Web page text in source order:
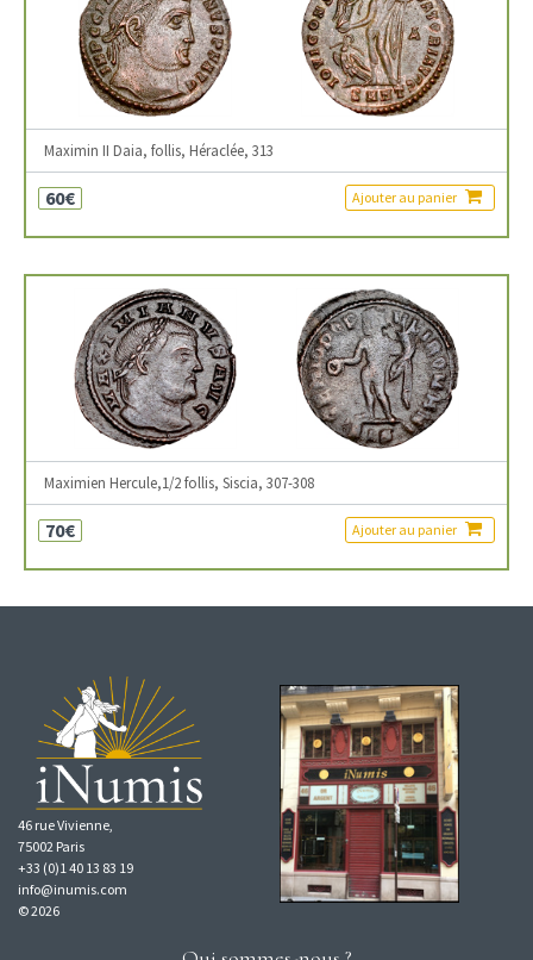
Maximin II Daia, follis, Héraclée, 313
60€ Ajouter au panier
Maximien Hercule,1/2 follis, Siscia, 307-308
70€ Ajouter au panier
46 rue Vivienne,
75002 Paris
+33 (0)1 40 13 83 19
info@inumis.com
© 2026